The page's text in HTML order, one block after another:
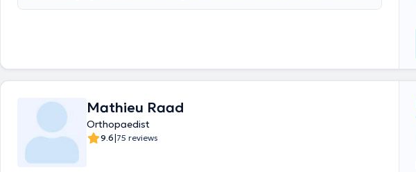
Mathieu Raad
Orthopaedist
9.6|75 reviews